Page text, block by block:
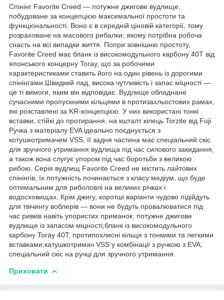
Спінінг Favorite Creed — потужне джигове вудлище,
побудоване за концепцією максимальної простоти та
функціональності. Воно є в середній ціновій категорії, тому
розраховане на масового рибалки, якому потрібна робоча
снасть на всі випадки життя. Попри зовнішню простоту,
Favorite Creed має бланк із високомодульного карбону 40T від
японського концерну Toray, що за робочими
характеристиками ставить його на один рівень із дорогими
спінінгами.Швидкий лад, висока чутливість і запас міцності —
це ті вимоги, яким він відповідає. Вудлище обладнане
сучасними пропускними кільцями в протизахльостових рамах,
які розставлені за KR-концепцією. У них використані тонкі
вставки, стійкі до протирання, на кшталт кілець Torzite від Fuji.
Ручка з матеріалу EVA ідеально поєднується з
котушкотримачем VSS, її задня частина має спеціальний скіс
для зручного утримання вудлища під час силового закидання,
а також вона слугує упором під час боротьби з великою
рибою. Серія вудлищ Favorite Creed не містить лайтових
спінінгів, їх потужність починається з класу медіум, що буде
оптимальним для риболовлі на великих річках і
водосховищах. Крім джигу, коротші варіанти чудово підійдуть
для твічингу воблерів — вони не будуть провалюватися під
час ривків навіть упористих приманок. потужне джигове
вудлище із запасом міцності;бланк із високомодульного
карбону Toray 40T; протипохлисні кільця з тонкими та легкими
вставками;катушкотримач VSS у комбінації з ручкою з EVA;
спеціальний скіс на ручці для зручного утримання.
Приховати